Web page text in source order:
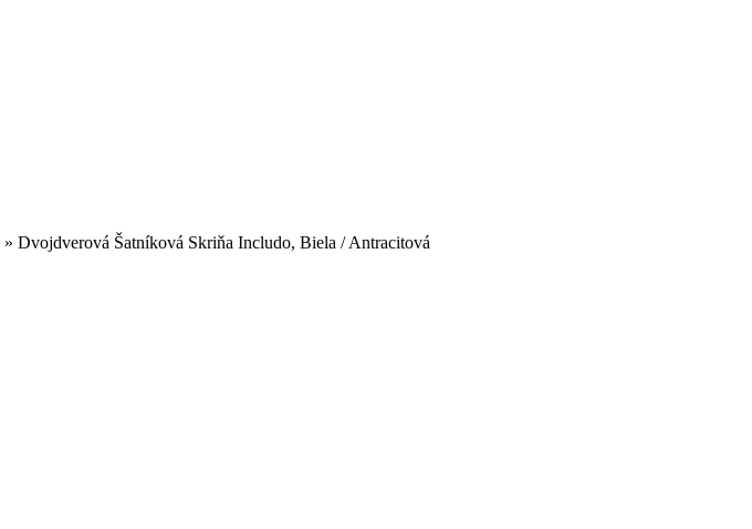
» Dvojdverová Šatníková Skriňa Includo, Biela / Antracitová